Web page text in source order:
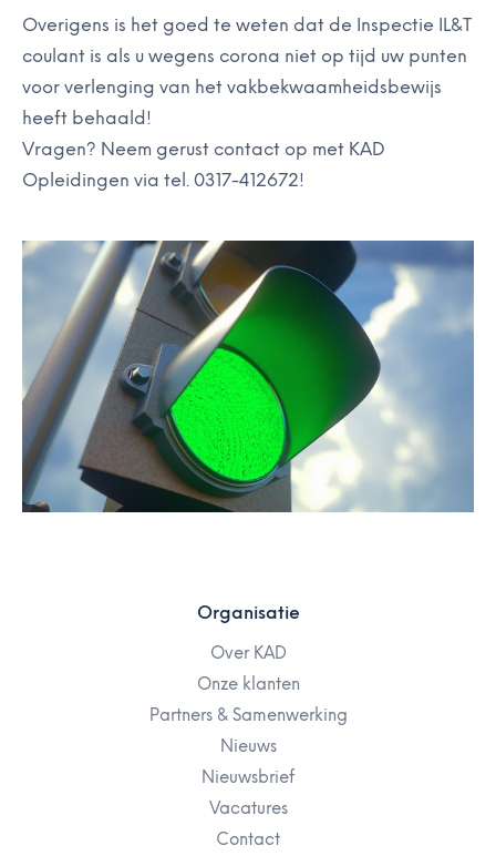
Overigens is het goed te weten dat de Inspectie IL&T
coulant is als u wegens corona niet op tijd uw punten
voor verlenging van het vakbekwaamheidsbewijs
heeft behaald!
Vragen? Neem gerust contact op met KAD
Opleidingen via tel. 0317-412672!
Organisatie
Over KAD
Onze klanten
Partners & Samenwerking
Nieuws
Nieuwsbrief
Vacatures
Contact